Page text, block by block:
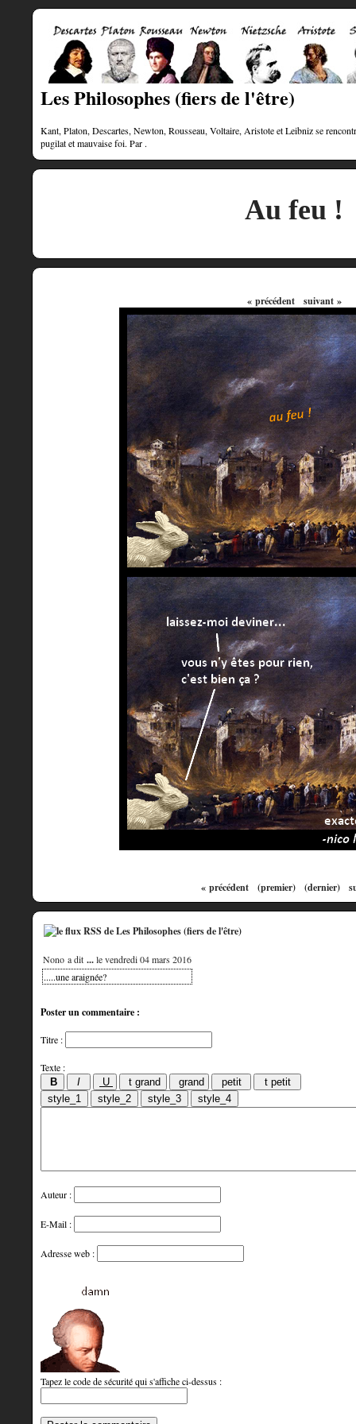
Les Philosophes (fiers de l'être)
Kant, Platon, Descartes, Newton, Rousseau, Voltaire, Aristote et Leibniz se
pugilat et mauvaise foi. Par .
Au feu !
« précédent suivant »
« précédent (premier) (dernier)
Nono a dit ...le vendredi 04 mars 2016
.....une araignée?
Poster un commentaire :
Titre :
Texte :
Auteur :
E-Mail :
Adresse web :
Tapez le code de sécurité qui s'affiche ci-dessus :